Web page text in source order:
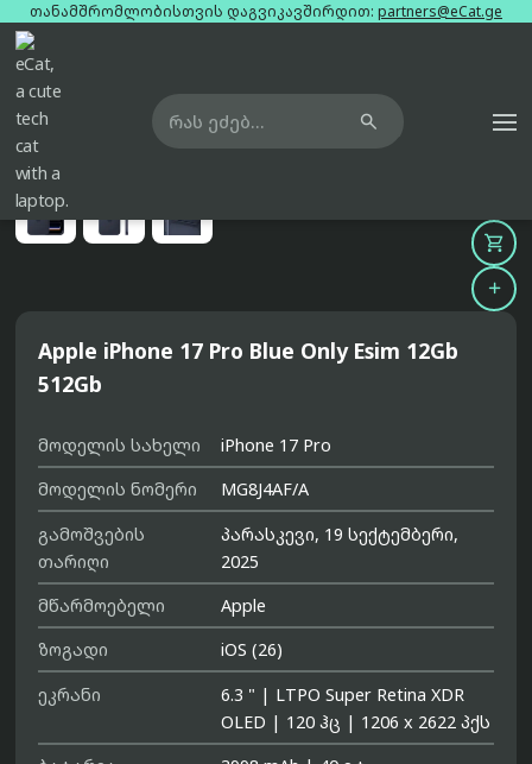
თანამშრომლობისთვის დაგვიკავშირდით: partners@eCat.ge

მთავარი ტელეფონები

Apple iPhone 17 Pro Blue Only Esim 12Gb
512Gb
მოდელის სახელი
iPhone 17 Pro
მოდელის ნომერი
MG8J4AF/A
გამოშვების
თარიღი
პარასკევი, 19 სექტემბერი,
2025
მწარმოებელი
Apple
ზოგადი
iOS (26)
ეკრანი
6.3 " | LTPO Super Retina XDR
OLED | 120 ჰც | 1206 x 2622 პქს

